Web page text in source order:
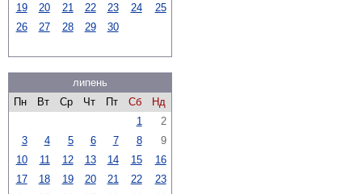
19
20 21 22 23 24
25
26
27 28 29 30
липень
Пн
Вт Ср Чт Пт Сб
Нд
1
2
3
4 5 6 7 8
9
10
11 12 13 14 15
16
17
18 19 20 21 22
23